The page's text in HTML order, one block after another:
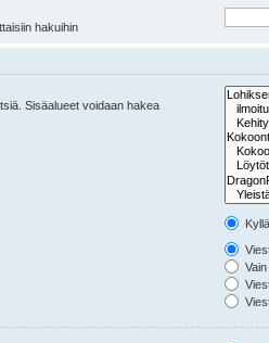
hakuihin
Sisäalueet voidaan hakea